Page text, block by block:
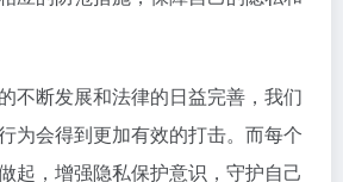
不断发展和法律的日益完善，我们
为会得到更加有效的打击。而每个
起，增强隐私保护意识，守护自己